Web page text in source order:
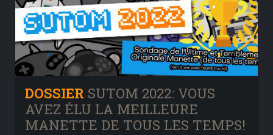
DOSSIER SUTOM 2022: VOUS
AVEZ ÉLU LA MEILLEURE
MANETTE DE TOUS LES TEMPS!